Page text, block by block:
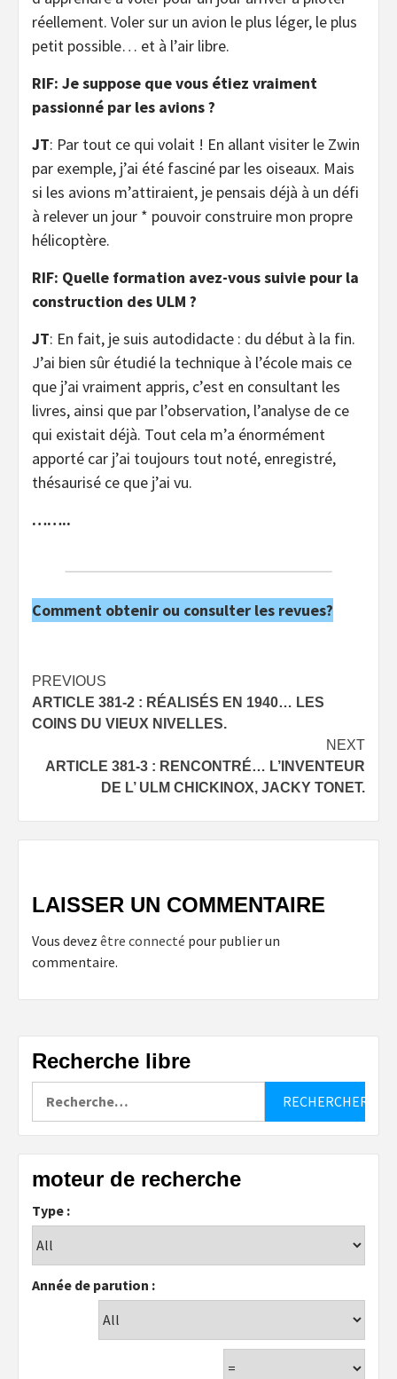
réellement. Voler sur un avion le plus léger, le plus
petit possible… et à l’air libre.
RIF: Je suppose que vous étiez vraiment
passionné par les avions ?
JT: Par tout ce qui volait ! En allant visiter le Zwin
par exemple, j’ai été fasciné par les oiseaux. Mais
si les avions m’attiraient, je pensais déjà à un défi
à relever un jour * pouvoir construire mon propre
hélicoptère.
RIF: Quelle formation avez-vous suivie pour la
construction des ULM ?
JT: En fait, je suis autodidacte : du début à la fin.
J’ai bien sûr étudié la technique à l’école mais ce
que j’ai vraiment appris, c’est en consultant les
livres, ainsi que par l’observation, l’analyse de ce
qui existait déjà. Tout cela m’a énormément
apporté car j’ai toujours tout noté, enregistré,
thésaurisé ce que j’ai vu.
……..
Comment obtenir ou consulter les revues?
Post
navigation
PREVIOUS
ARTICLE 381-2 : RÉALISÉS EN 1940… LES
COINS DU VIEUX NIVELLES.
NEXT
ARTICLE 381-3 : RENCONTRÉ… L’INVENTEUR
DE L’ ULM CHICKINOX, JACKY TONET.
LAISSER UN COMMENTAIRE
Vous devez être connecté pour publier un
commentaire.
Recherche libre
moteur de recherche
Type :
Année de parution :